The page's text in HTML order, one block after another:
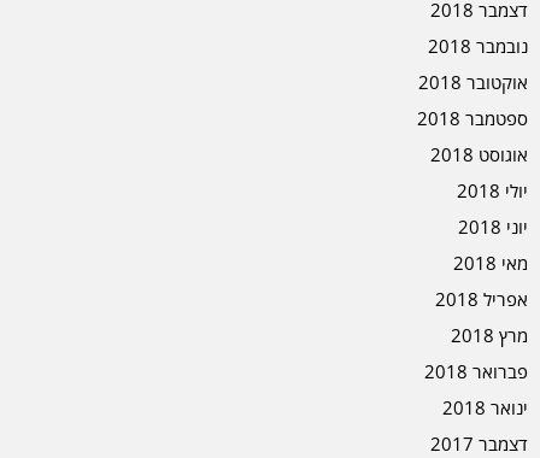
דצמבר 2018
נובמבר 2018
אוקטובר 2018
ספטמבר 2018
אוגוסט 2018
יולי 2018
יוני 2018
מאי 2018
אפריל 2018
מרץ 2018
פברואר 2018
ינואר 2018
דצמבר 2017